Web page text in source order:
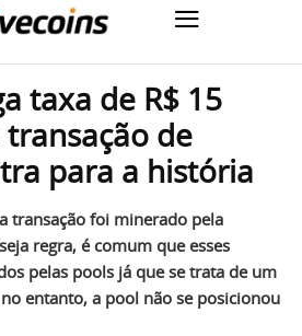
taxa de R$ 15
de
para a história
transação foi minerado pela
regra, é comum que esses
pelas pools já que se trata de um
entanto, a pool não se posicionou